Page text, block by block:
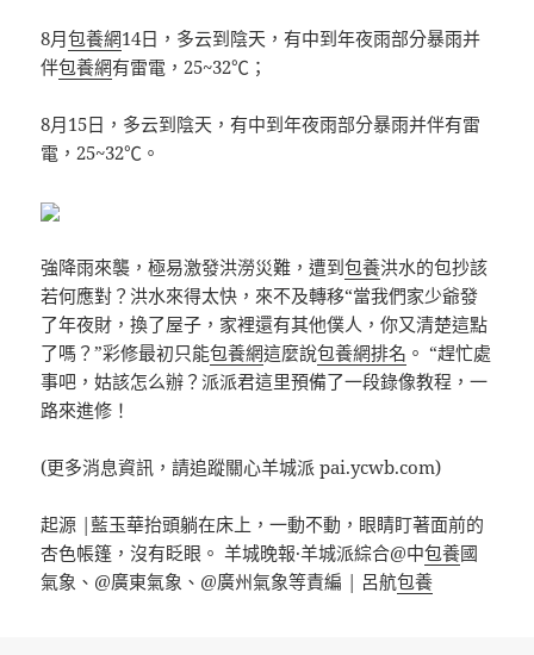
8月包養網14日，多云到陰天，有中到年夜雨部分暴雨并
伴包養網有雷電，25~32℃；
8月15日，多云到陰天，有中到年夜雨部分暴雨并伴有雷
電，25~32℃。
強降雨來襲，極易激發洪澇災難，遭到包養洪水的包抄該
若何應對？洪水來得太快，來不及轉移“當我們家少爺發
了年夜財，換了屋子，家裡還有其他僕人，你又清楚這點
了嗎？”彩修最初只能包養網這麼說包養網排名 。 “趕忙處
事吧，姑該怎么辦？派派君這里預備了一段錄像教程，一
路來進修！
(更多消息資訊，請追蹤關心羊城派 pai.ycwb.com)
起源 |藍玉華抬頭躺在床上，一動不動，眼睛盯著面前的
杏色帳篷，沒有眨眼。 羊城晚報·羊城派綜合@中包養國
氣象、@廣東氣象、@廣州氣象等責編 | 呂航包養